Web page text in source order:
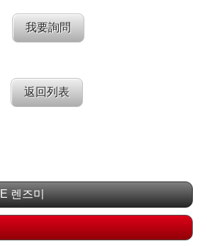
我要詢問
返回列表
렌즈미